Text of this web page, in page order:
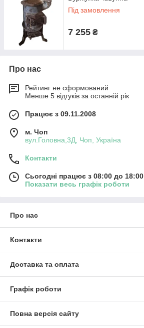
Під замовлення
7 255 ₴
Про нас
Рейтинг не сформований
Менше 5 відгуків за останній рік
Працює з 09.11.2008
м. Чоп
вул.Головна,3Д, Чоп, Україна
Контакти
Сьогодні працює з 08:00 до 18:00
Показати весь графік роботи
Про нас
Контакти
Доставка та оплата
Графік роботи
Повна версія сайту